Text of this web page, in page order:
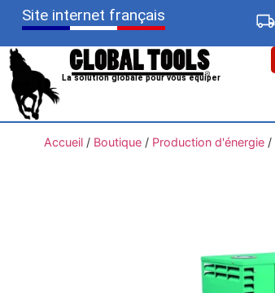
Site internet français
La solution globale pour vous équiper
Accueil/ Boutique/ Production d'énergie/